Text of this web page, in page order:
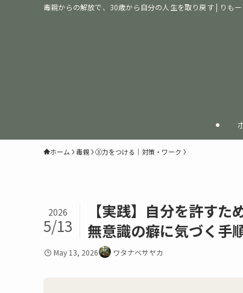
毒親からの解放で、30歳から自分の人生を取り戻す | りもー
ホーム 毒親 ③力をつける｜対策・ワーク
【実践】自分を許す
無意識の癖に気づく手
2026
5/13
May 13, 2026 ワタナベサヤカ